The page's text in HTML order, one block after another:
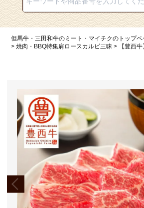
但馬牛・三田和牛のミート・マイチクのトップペ
焼肉・BBQ特集肩ロースカルビ三昧
【豊西